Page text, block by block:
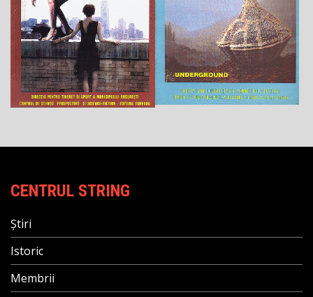
CENTRUL STRING
Știri
Istoric
Membrii